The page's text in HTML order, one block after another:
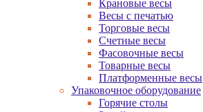
Крановые весы
Весы с печатью
Торговые весы
Счетные весы
Фасовочные весы
Товарные весы
Платформенные весы
Упаковочное оборудование
Горячие столы